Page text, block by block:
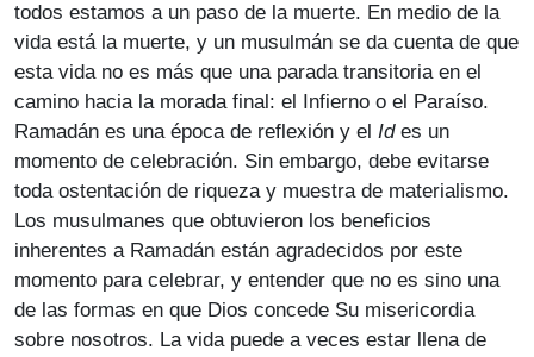
todos estamos a un paso de la muerte. En medio de la
vida está la muerte, y un musulmán se da cuenta de que
esta vida no es más que una parada transitoria en el
camino hacia la morada final: el Infierno o el Paraíso.
Ramadán es una época de reflexión y el Ides un
momento de celebración. Sin embargo, debe evitarse
toda ostentación de riqueza y muestra de materialismo.
Los musulmanes que obtuvieron los beneficios
inherentes a Ramadán están agradecidos por este
momento para celebrar, y entender que no es sino una
de las formas en que Dios concede Su misericordia
sobre nosotros. La vida puede a veces estar llena de